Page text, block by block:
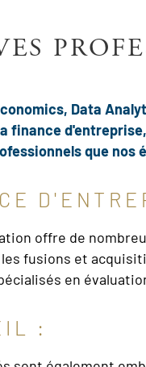
Data
finance
que nos
offre de
fusions et
en
: